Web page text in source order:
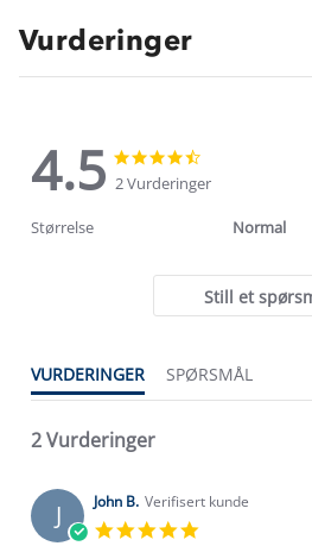
Vurderinger
4.5
4.5
star
rating
star
2 Vurderinger
Størrelse Normal
Still et
VURDERINGER SPØRSMÅL
2 Vurderinger
J John B. Verifisert kunde